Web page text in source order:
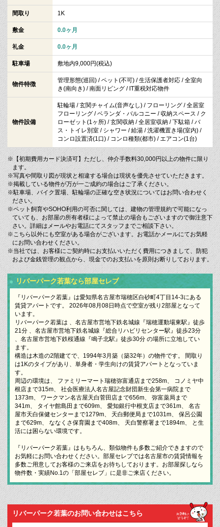
間取り 1K
敷金 0.0ヶ月
礼金 0.0ヶ月
駐車場 敷地内9,000円(税込)
物件特徴
管理形態(巡回) / ペット(不可) / 生活保護者対応 / 全室向
き(南向き) / 南面リビング / IT重税対応物件
物件設備
駐輪場 / 玄関チャイム(音声なし) / フローリング / 全居室
フローリング / ベランダ・バルコニー / 収納スペース / ク
ローゼット(1ヶ所) / 玄関収納 / 全居室収納 / 下駄箱 / バ
ス・トイレ別室 / シャワー / 給湯 / 洗濯機置き場(室内) /
コンロ設置済(1口) / コンロ種類(都市) / エアコン(1台)
※【初期費用カード決済可】ただし、仲介手数料30,000円以上の物件に限り
ます。
※写真や間取り図が現状と相違する場合は現状を優先させていただきます。
※掲載している物件が万が一ご成約の場合はご了承ください。
※駐車場、バイク置場、駐輪場の正確な空き状況についてはお問い合わせく
ださい。
※ペット飼育やSOHO利用の可否に関しては、建物の管理規約で可能になっ
ていても、お部屋の所有者様によって禁止の場合もございますので御注意下
さい。詳細はメールやお電話にてスタッフまでご相談下さい。
※こちら以外にも空室がある場合がございます。お電話かメールにてお気軽
にお問い合わせください。
※当社では、お客様にご契約時にお支払いいただく費用につきまして、防犯
および金銭管理の観点から、現金でのお支払いを原則お断りしております。
リバーパーク若葉なら部屋セレブ
『リバーパーク若葉』は愛知県名古屋市瑞穂区白砂町4丁目14-3にある
賃貸アパートです。 2026年08月08日時点で空室が残り2部屋となって
います。
リバーパーク若葉は 、名古屋市営地下鉄名城線『瑞穂運動場東駅』徒歩
21分 、名古屋市営地下鉄名城線『総合リハビリセンター駅』徒歩23分
、名古屋市営地下鉄桜通線『鳴子北駅』徒歩30分 の場所に立地してい
ます。
構造は木造の2階建てで、1994年3月築（築32年）の物件です。 間取り
は1Kのタイプがあり、単身者・学生向けの賃貸アパートとなっていま
す。
周辺の環境は、 ファミリーマート瑞穂弥富通店まで258m、 コノミヤ中
根店まで315m、 社会医療法人名古屋記念財団新生会第一病院まで
1373m、 ワークマン名古屋天白菅田店まで656m、 弥富薬局まで
341m、 タイヤ館島田まで609m、 愛知銀行中根支店まで361m、 名古
屋市天白保健センターまで1279m、 天白郵便局まで1031m、 保呂公園
まで629m、 ななくさ保育園まで408m、 天白警察署まで1894m、 と生
活には困らない環境です。
『リバーパーク若葉』はもちろん、類似物件も多数ご紹介できますので
お気軽にお問い合わせください。部屋セレブでは名古屋市の賃貸情報を
多数ご用意してお客様のご来店をお待ちしております。お部屋探しなら
物件数・実績No.1の「部屋セレブ」に是非ご来店ください。
リバーパーク若葉のお問い合わせはこちら